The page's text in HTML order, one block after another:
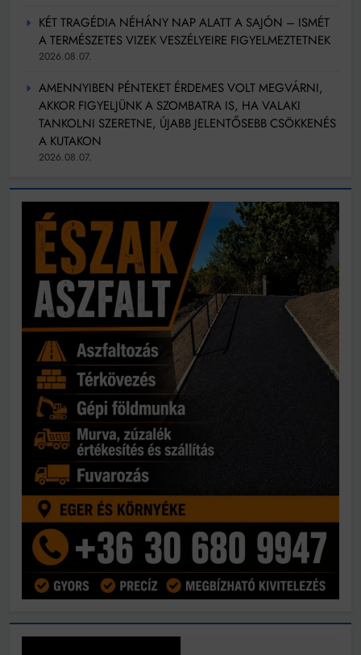
KÉT TRAGÉDIA NÉHÁNY NAP ALATT A SAJÓN – ISMÉT
A TERMÉSZETES VIZEK VESZÉLYEIRE FIGYELMEZTETNEK
2026.08.07.
AMENNYIBEN PÉNTEKET ÉRDEMES VOLT MEGVÁRNI,
AKKOR FIGYELJÜNK A SZOMBATRA IS, HA VALAKI
TANKOLNI SZERETNE, ÚJABB JELENTŐSEBB CSÖKKENÉS
A KUTAKON
2026.08.07.